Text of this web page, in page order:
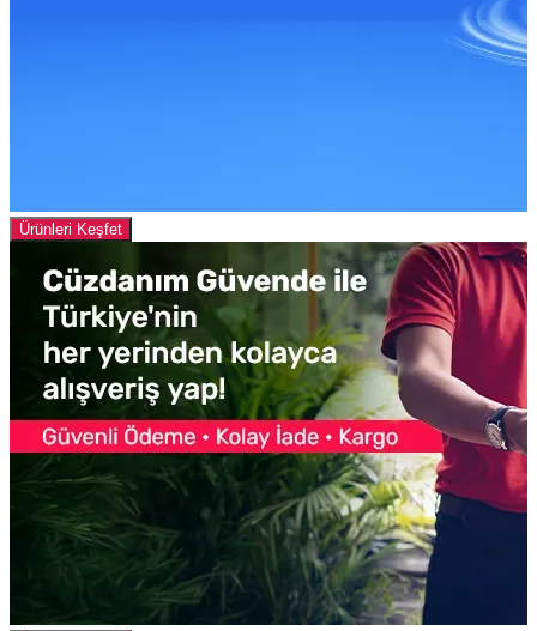
Ürünleri Keşfet